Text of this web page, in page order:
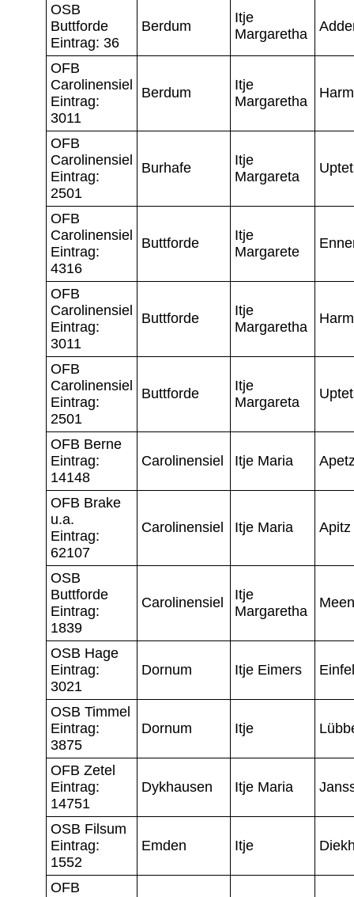
OSB
Buttforde
Eintrag: 36
Berdum
Itje
Margaretha
OFB
Carolinensiel
Eintrag:
3011
Berdum
Itje
Margaretha
OFB
Carolinensiel
Eintrag:
2501
Burhafe
Itje
Margareta
OFB
Carolinensiel
Eintrag:
4316
Buttforde
Itje
Margarete
OFB
Carolinensiel
Eintrag:
3011
Buttforde
Itje
Margaretha
OFB
Carolinensiel
Eintrag:
2501
Buttforde
Itje
Margareta
OFB Berne
Eintrag:
14148
Carolinensiel Itje Maria
OFB Brake
u.a.
Eintrag:
62107
Carolinensiel Itje Maria Apitz
OSB
Buttforde
Eintrag:
1839
Carolinensiel
Itje
Margaretha
OSB Hage
Eintrag:
3021
Dornum Itje Eimers
OSB Timmel
Eintrag:
3875
Dornum Itje
OFB Zetel
Eintrag:
14751
Dykhausen Itje Maria
OSB Filsum
Eintrag:
1552
Emden Itje
OFB